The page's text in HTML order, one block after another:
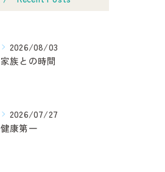
2026/08/03
家族との時間
2026/07/27
健康第一